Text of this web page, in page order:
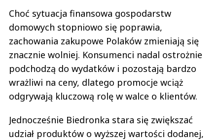
Choć sytuacja finansowa gospodarstw
domowych stopniowo się poprawia,
zachowania zakupowe Polaków zmieniają się
znacznie wolniej. Konsumenci nadal ostrożnie
podchodzą do wydatków i pozostają bardzo
wrażliwi na ceny, dlatego promocje wciąż
odgrywają kluczową rolę w walce o klientów.
Jednocześnie Biedronka stara się zwiększać
udział produktów o wyższej wartości dodanej,